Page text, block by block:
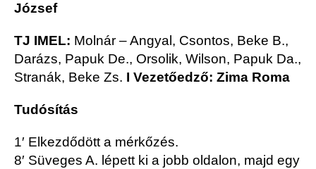
József
TJ IMEL: Molnár – Angyal, Csontos, Beke B.,
Darázs, Papuk De., Orsolik, Wilson, Papuk Da.,
Stranák, Beke Zs. I Vezetőedző: Zima Roma
Tudósítás
1′ Elkezdődött a mérkőzés.
8′ Süveges A. lépett ki a jobb oldalon, majd egy